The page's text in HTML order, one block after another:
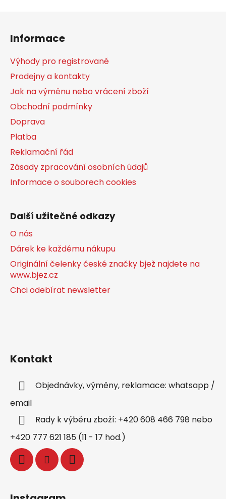
Informace
Výhody pro registrované
Prodejny a kontakty
Jak na výměnu nebo vrácení zboží
Obchodní podmínky
Doprava
Platba
Reklamační řád
Zásady zpracování osobních údajů
Informace o souborech cookies
Další užitečné odkazy
O nás
Dárek ke každému nákupu
Originální čelenky české značky bjež najdete na
www.bjez.cz
Chci odebírat newsletter
Kontakt
Objednávky, výměny, reklamace: whatsapp /
email
Rady k výběru zboží: +420 608 466 798 nebo
+420 777 621 185 (11 - 17 hod.)